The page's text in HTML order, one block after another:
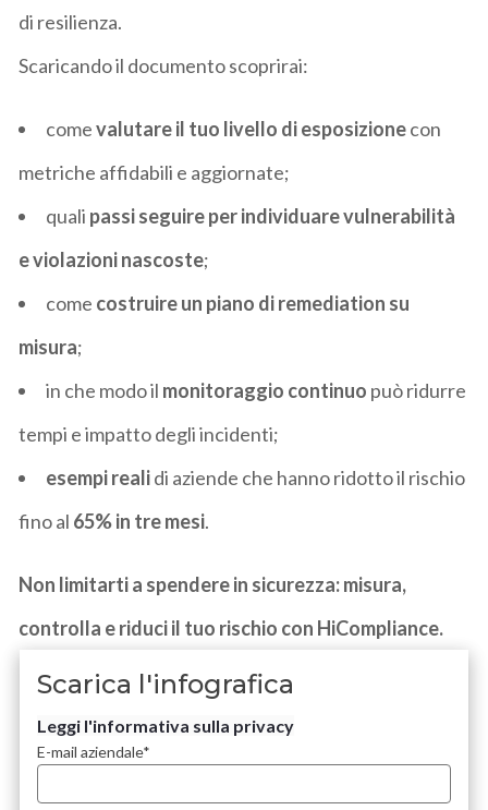
di resilienza.
Scaricando il documento scoprirai:
comevalutare il tuo livello di esposizionecon
metriche affidabili e aggiornate;
quali passi seguire per individuare vulnerabilità
e violazioni nascoste;
come costruire un piano diremediation su
misura;
in che modo il monitoraggio continuo può ridurre
tempi e impatto degli incidenti;
esempi realidi aziende che hanno ridotto il rischio
fino al 65% in tre mesi.
Non limitarti a spendere in sicurezza: misura,
controlla e riduci il tuo rischio con HiCompliance.
Scarica l'infografica
Leggi l'informativa sulla privacy
E-mail aziendale*